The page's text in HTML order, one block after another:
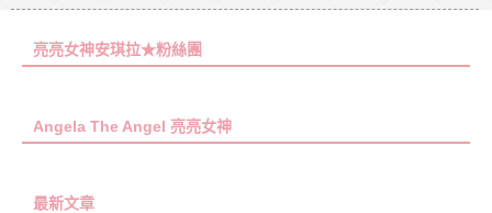
亮亮女神安琪拉★粉絲團
Angela The Angel 亮亮女神
最新文章